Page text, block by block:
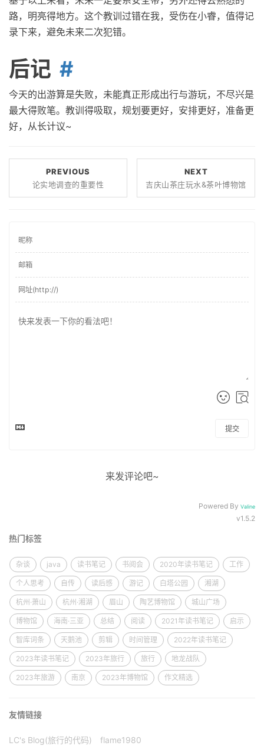
路，明亮得地方。这个教训过错在我，受伤在小睿，值得记
录下来，避免未来二次犯错。
后记
今天的出游算是失败，未能真正形成出行与游玩，不尽兴是
最大得败笔。教训得吸取，规划要更好，安排更好，准备更
好，从长计议~
PREVIOUS
论实地调查的重要性
NEXT
吉庆山茶庄玩水&茶叶博物馆
提交
来发评论吧~
Powered By Valine
v1.5.2
热门标签
杂谈 java 读书笔记 书阅会 2020年读书笔记 工作
个人思考 自传 读后感 游记 白塔公园 湘湖
杭州·萧山 杭州·湘湖 眉山 陶艺博物馆 城山广场
博物馆 海南·三亚 总结 阅读 2021年读书笔记 启示
智库词条 天鹅池 剪辑 时间管理 2022年读书笔记
2023年读书笔记 2023年旅行 旅行 地龙战队
2023年旅游 南京 2023年博物馆 作文精选
友情链接
LC's Blog(旅行的代码) flame1980